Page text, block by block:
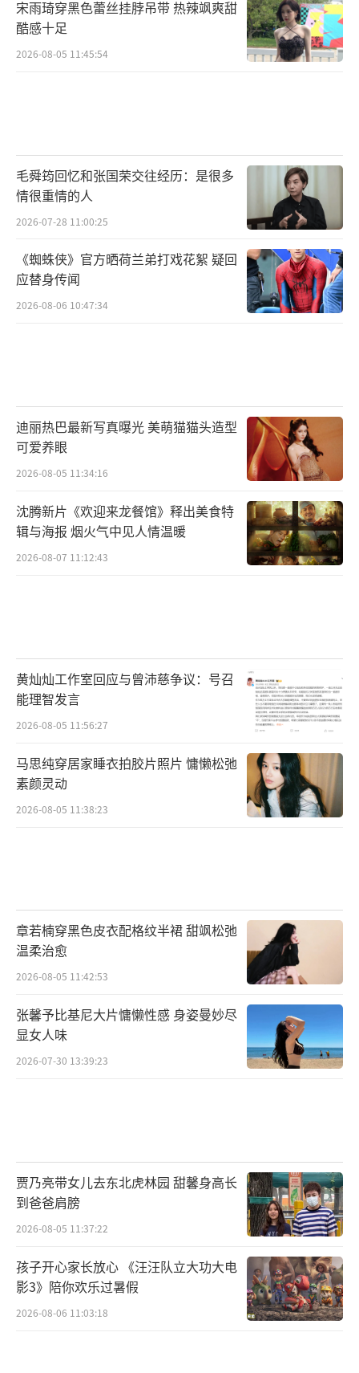
宋雨琦穿黑色蕾丝挂脖吊带 热辣飒爽甜
酷感十足
2026-08-05 11:45:54
毛舜筠回忆和张国荣交往经历：是很多
情很重情的人
2026-07-28 11:00:25
《蜘蛛侠》官方晒荷兰弟打戏花絮 疑回
应替身传闻
2026-08-06 10:47:34
迪丽热巴最新写真曝光 美萌猫猫头造型
可爱养眼
2026-08-05 11:34:16
沈腾新片《欢迎来龙餐馆》释出美食特
辑与海报 烟火气中见人情温暖
2026-08-07 11:12:43
黄灿灿工作室回应与曾沛慈争议：号召
能理智发言
2026-08-05 11:56:27
马思纯穿居家睡衣拍胶片照片 慵懒松弛
素颜灵动
2026-08-05 11:38:23
章若楠穿黑色皮衣配格纹半裙 甜飒松弛
温柔治愈
2026-08-05 11:42:53
张馨予比基尼大片慵懒性感 身姿曼妙尽
显女人味
2026-07-30 13:39:23
贾乃亮带女儿去东北虎林园 甜馨身高长
到爸爸肩膀
2026-08-05 11:37:22
孩子开心家长放心 《汪汪队立大功大电
影3》陪你欢乐过暑假
2026-08-06 11:03:18